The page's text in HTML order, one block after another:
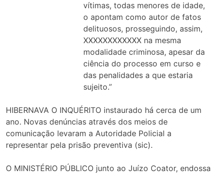
vítimas, todas menores de idade,
o apontam como autor de fatos
delituosos, prosseguindo, assim,
XXXXXXXXXXXX na mesma
modalidade criminosa, apesar da
ciência do processo em curso e
das penalidades a que estaria
sujeito.”
HIBERNAVA O INQUÉRITO instaurado há cerca de um
ano. Novas denúncias através dos meios de
comunicação levaram a Autoridade Policial a
representar pela prisão preventiva (sic).
O MINISTÉRIO PÚBLICO junto ao Juízo Coator, endossa